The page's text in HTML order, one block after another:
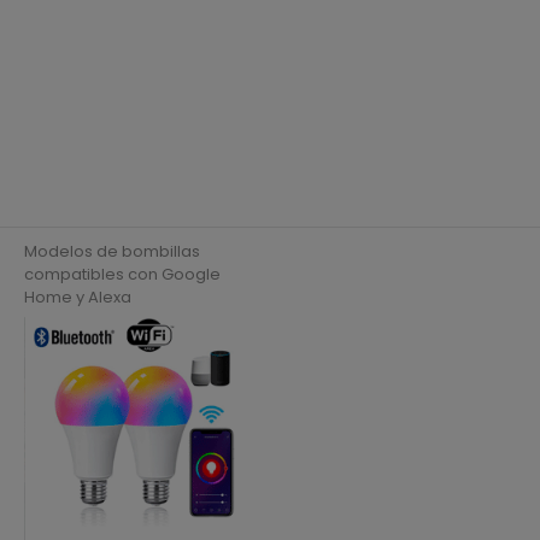
Modelos de bombillas
compatibles con Google
Home y Alexa